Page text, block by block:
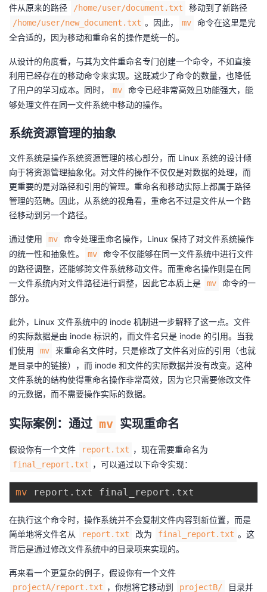
课
程
的
认
证
我
的
实
验
我
的
收
术
支
持
云
声
建
议
件从原来的路径
/home/user/document.txt 移动到了新路径
/home/user/new_document.txt 。因此， mv
命令在这里是完
全合适的，因为移动和重命名的操作是统一的。
从设计的角度看，与其为文件重命名专门创建一个命令，不如直接
利用已经存在的移动命令来实现。这既减少了命令的数量，也降低
了用户的学习成本。同时，
mv
命令已经非常高效且功能强大，能
够处理文件在同一文件系统中移动的操作。
系统资源管理的抽象
文件系统是操作系统资源管理的核心部分，而 Linux 系统的设计倾
向于将资源管理抽象化。对文件的操作不仅仅是对数据的处理，而
更重要的是对路径和引用的管理。重命名和移动实际上都属于路径
管理的范畴。因此，从系统的视角看，重命名不过是文件从一个路
径移动到另一个路径。
通过使用 mv
命令处理重命名操作，Linux 保持了对文件系统操作
的统一性和抽象性。
mv
命令不仅能够在同一文件系统中进行文件
的路径调整，还能够跨文件系统移动文件。而重命名操作则是在同
一文件系统内对文件路径进行调整，因此它本质上是
mv
命令的一
部分。
此外，Linux 文件系统中的 inode 机制进一步解释了这一点。文件
的实际数据是由 inode 标识的，而文件名只是 inode 的引用。当我
们使用
mv
来重命名文件时，只是修改了文件名对应的引用（也就
是目录中的链接），而 inode 和文件的实际数据并没有改变。这种
文件系统的结构使得重命名操作非常高效，因为它只需要修改文件
的元数据，而不需要操作实际的数据。
实际案例：通过 mv 实现重命名
假设你有一个文件 report.txt ，现在需要重命名为
final_report.txt ，可以通过以下命令实现：
mv
在执行这个命令时，操作系统并不会复制文件内容到新位置，而是
简单地将文件名从
report.txt 改为 final_report.txt 。这
背后是通过修改文件系统中的目录项来实现的。
再来看一个更复杂的例子，假设你有一个文件
projectA/report.txt ，你想将它移动到 projectB/ 目录并